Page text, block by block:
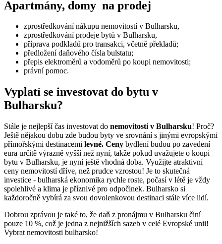
Apartmány, domy na prodej
zprostředkování nákupu nemovitostí v Bulharsku,
zprostředkování prodeje bytů v Bulharsku,
příprava podkladů pro transakci, včetně překladů;
předložení daňového čísla bulstatu;
přepis elektroměrů a vodoměrů po koupi nemovitosti;
právní pomoc.
Vyplatí se investovat do bytu v
Bulharsku?
Stále je nejlepší čas investovat do nemovitosti v Bulharsku! Proč?
Ještě nějakou dobu zde budou byty ve srovnání s jinými evropskými
přímořskými destinacemi levné. Ceny bydlení budou po zavedení
eura určitě výrazně vyšší než nyní, takže pokud uvažujete o koupi
bytu v Bulharsku, je nyní ještě vhodná doba. Využijte atraktivní
ceny nemovitostí dříve, než prudce vzrostou! Je to skutečná
investice - bulharská ekonomika rychle roste, počasí v létě je vždy
spolehlivé a klima je příznivé pro odpočinek. Bulharsko si
každoročně vybírá za svou dovolenkovou destinaci stále více lidí.
Dobrou zprávou je také to, že daň z pronájmu v Bulharsku činí
pouze 10 %, což je jedna z nejnižších sazeb v celé Evropské unii!
Vybrat nemovitosti bulharsko!